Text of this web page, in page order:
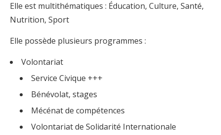
Elle est multithématiques : Éducation, Culture, Santé,
Nutrition, Sport
Elle possède plusieurs programmes :
Volontariat
Service Civique +++
Bénévolat, stages
Mécénat de compétences
Volontariat de Solidarité Internationale